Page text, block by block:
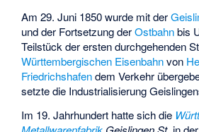
Am 29. Juni 1850 wurde mit der
und der Fortsetzung derOstbahnbis
Teilstück der ersten durchgehenden
Württembergischen Eisenbahnvon
Friedrichshafendem Verkehr
setzte die Industrialisierung
Im 19. Jahrhundert hatte sich die